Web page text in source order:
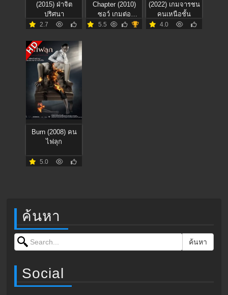
(2015) ฝ่าจิต
ปริศนา
2.7
Chapter (2010)
ซอว์ เกมต่อ
ตาย..ตัดเป็น
5.5
(2022) เกมจารชน
คนเหนือชั้น
4.0
HD
Burn (2008) คน
ไฟลุก
5.0
ค้นหา
Search for: ค้นหา
Social